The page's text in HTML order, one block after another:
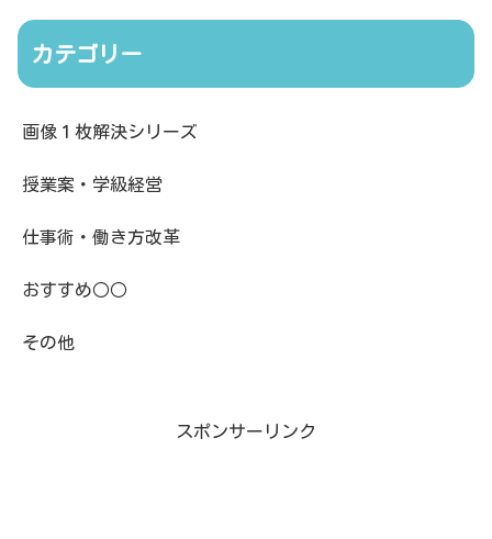
カテゴリー
画像１枚解決シリーズ
授業案・学級経営
仕事術・働き方改革
おすすめ○○
その他
スポンサーリンク